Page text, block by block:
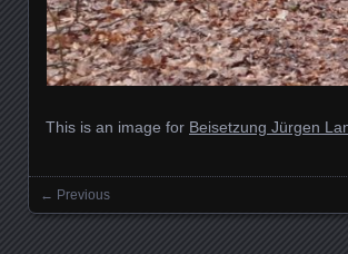
This is an image for Beisetzung Jürgen
Images navigation
← Previous